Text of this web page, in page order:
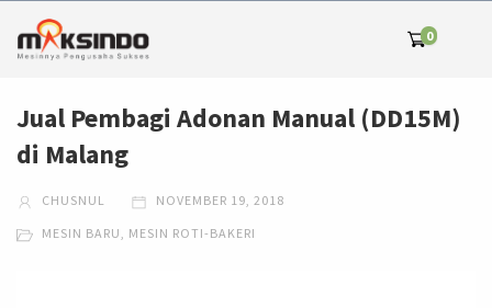
0
Jual Pembagi Adonan Manual (DD15M)
di Malang
CHUSNUL NOVEMBER 19, 2018
MESIN BARU, MESIN ROTI-BAKERI